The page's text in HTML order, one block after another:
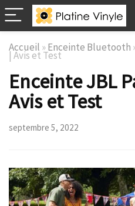
Accueil »Enceinte Bluetooth
| Avis et Test
Enceinte JBL
Avis et Test
septembre 5, 2022